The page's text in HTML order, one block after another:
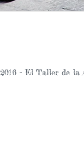
2016 - El Taller de la